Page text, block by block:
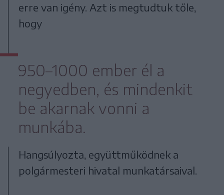
erre van igény. Azt is megtudtuk tőle,
hogy
950–1000 ember él a
negyedben, és mindenkit
be akarnak vonni a
munkába.
Hangsúlyozta, együttműködnek a
polgármesteri hivatal munkatársaival.